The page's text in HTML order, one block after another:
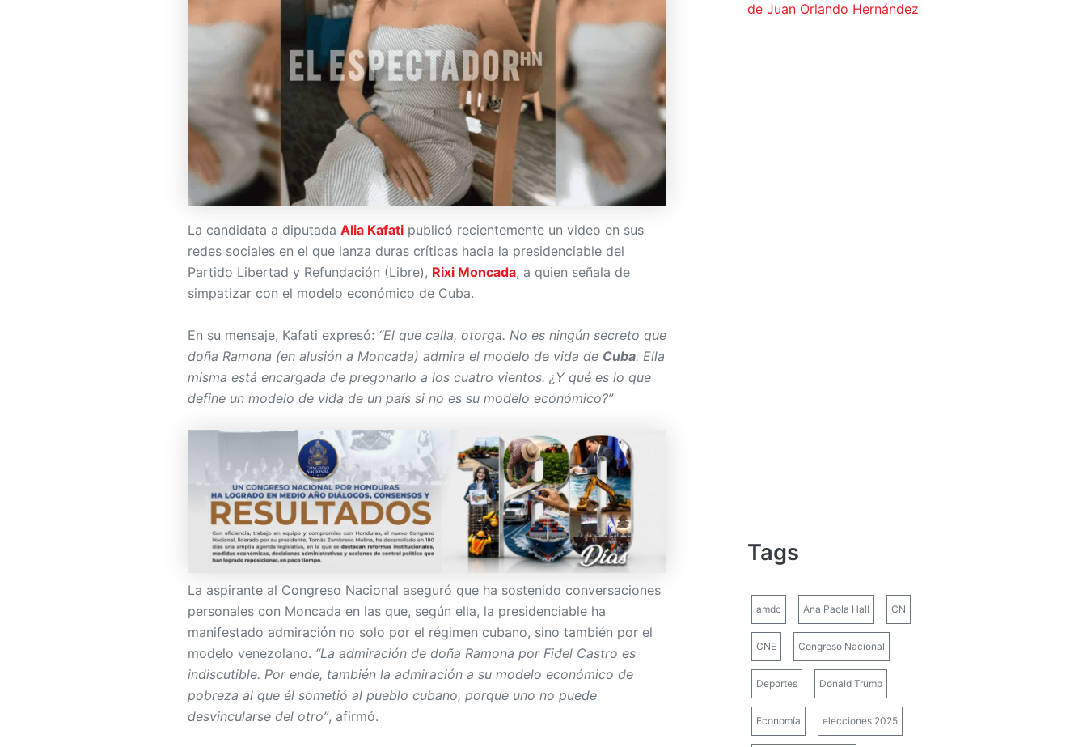
La candidata a diputada Alia Kafati publicó recientemente un video en sus
redes sociales en el que lanza duras críticas hacia la presidenciable del
Partido Libertad y Refundación (Libre), Rixi Moncada, a quien señala de
simpatizar con el modelo económico de Cuba.
En su mensaje, Kafati expresó: “El que calla, otorga. No es ningún secreto que
doña Ramona (en alusión a Moncada) admira el modelo de vida de Cuba. Ella
misma está encargada de pregonarlo a los cuatro vientos. ¿Y qué es lo que
define un modelo de vida de un país si no es su modelo económico?”
La aspirante al Congreso Nacional aseguró que ha sostenido conversaciones
personales con Moncada en las que, según ella, la presidenciable ha
manifestado admiración no solo por el régimen cubano, sino también por el
modelo venezolano. “La admiración de doña Ramona por Fidel Castro es
indiscutible. Por ende, también la admiración a su modelo económico de
pobreza al que él sometió al pueblo cubano, porque uno no puede
desvincularse del otro”, afirmó.
de Juan Orlando Hernández
Tags
amdc Ana Paola Hall CN
CNE Congreso Nacional
Deportes Donald Trump
Economía elecciones 2025